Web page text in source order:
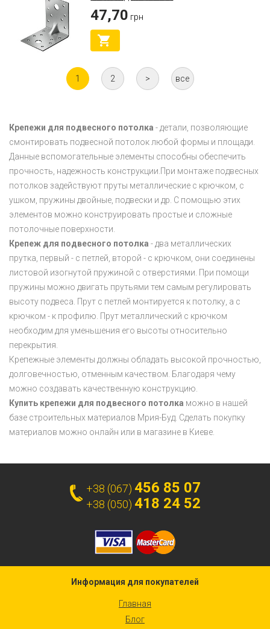
47,70 грн
1 2 > все
Крепежи для подвесного потолка - детали, позволяющие
смонтировать подвесной потолок любой формы и площади.
Данные вспомогательные элементы способны обеспечить
прочность, надежность конструкции.При монтаже подвесных
потолков задействуют пруты металлические с крючком, с
ушком, пружины двойные, подвески и др. С помощью этих
элементов можно конструировать простые и сложные
потолочные поверхности.
Крепеж для подвесного потолка - два металлических
прутка, первый - с петлей, второй - с крючком, они соединены
листовой изогнутой пружиной с отверстиями. При помощи
пружины можно двигать прутьями тем самым регулировать
высоту подвеса. Прут с петлей монтируется к потолку, а с
крючком - к профилю. Прут металлический с крючком
необходим для уменьшения его высоты относительно
перекрытия.
Крепежные элементы должны обладать высокой прочностью,
долговечностью, отменным качеством. Благодаря чему
можно создавать качественную конструкцию.
Купить крепежи для подвесного потолка можно в нашей
базе строительных материалов Мрия-Буд. Сделать покупку
материалов можно онлайн или в магазине в Киеве.
+38 (067) 456 85 07
+38 (050) 418 24 52
Информация для покупателей
Главная
Блог